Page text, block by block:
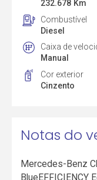
232.678 Km
Combustível
Diesel
Caixa de
Manual
Cor exterior
Cinzento
Notas do
Mercedes-Benz
BlueEFFICIENCY